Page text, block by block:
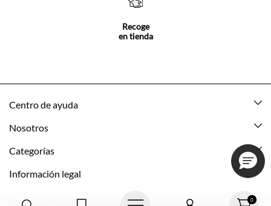
0
Recoge
en tienda
Centro de ayuda
Mis pedidos
Nosotros
Acerca de Tennis
Categorías
Nuevo
Información legal